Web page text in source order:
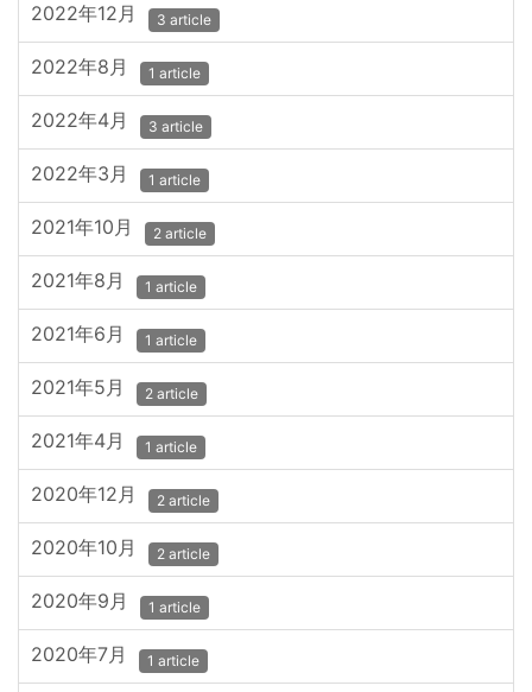
2022年12月 3 article
2022年8月 1 article
2022年4月 3 article
2022年3月 1 article
2021年10月 2 article
2021年8月 1 article
2021年6月 1 article
2021年5月 2 article
2021年4月 1 article
2020年12月 2 article
2020年10月 2 article
2020年9月 1 article
2020年7月 1 article